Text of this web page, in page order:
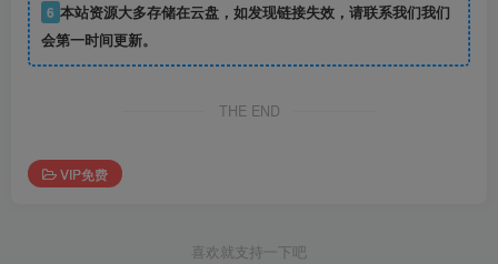
6 本站资源大多存储在云盘，如发现链接失效，请联系我们我们
会第一时间更新。
THE END
VIP免费
喜欢就支持一下吧